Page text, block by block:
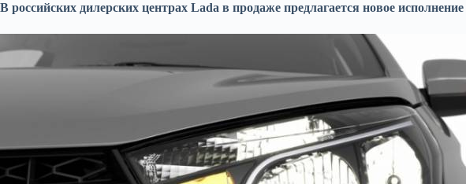
В российских дилерских центрах Lada в продаже предлагается новое исполнение